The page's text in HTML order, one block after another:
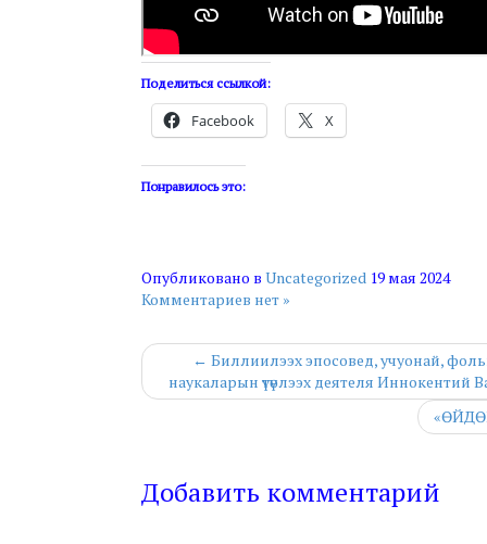
Поделиться ссылкой:
Facebook X
Понравилось это:
Опубликовано в Uncategorized 19 мая 2024
Комментариев нет »
← Биллиилээх эпосовед, учуонай,
наукаларын үтүөлээх деятеля Иннокентий
Добавить комментарий